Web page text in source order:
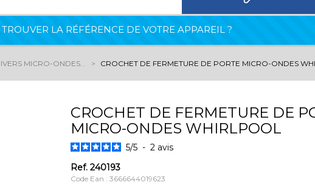
LA RÉFÉRENCE DE VOTRE APPAREIL ?
MICRO-ONDES... CROCHET DE FERMETURE DE PORTE MICRO-ONDES
CROCHET DE FERMETURE DE
MICRO-ONDES WHIRLPOOL
5/5 - 2 avis
Ref. 240193
Code Ean : 3666644019623